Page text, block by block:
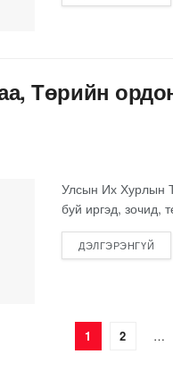
Төрийн
Улсын Их Хурлын
буй иргэд, зочид,
ДЭЛГЭРЭНГҮЙ
1 2 …